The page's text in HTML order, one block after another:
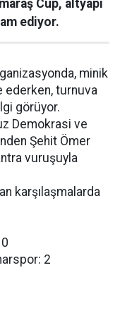
Cup, altyapı
ediyor.
minik
turnuva
görüyor.
Demokrasi ve
Şehit Ömer
vuruşuyla
karşılaşmalarda
2